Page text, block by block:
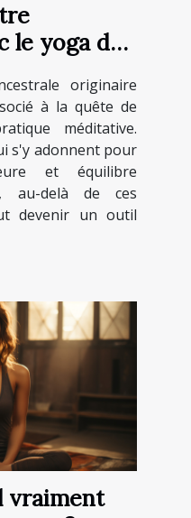
le yoga de
originaire
à la quête de
méditative.
s'y adonnent pour
et équilibre
au-delà de ces
devenir un outil
vraiment